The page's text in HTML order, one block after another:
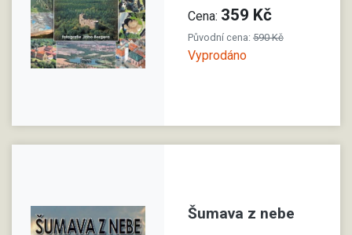
Cena: 359 Kč
Původní cena: 590 Kč
Vyprodáno
Šumava z nebe